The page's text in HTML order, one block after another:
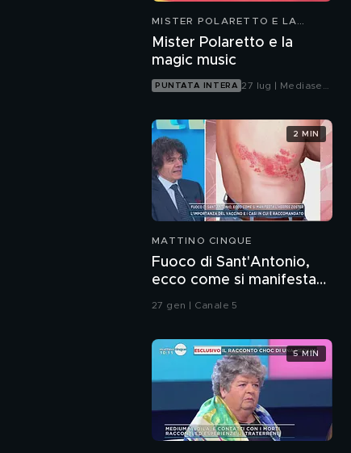
MISTER POLARETTO E LA
Mister Polaretto e la
magic music
PUNTATA INTERA 27 lug | Mediaset
MATTINO CINQUE
Fuoco di Sant'Antonio,
ecco come si manifesta
l'herpes Zoster
27 gen | Canale 5
2 MIN
5 MIN